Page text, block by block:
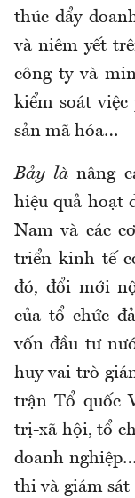
thúc đẩy
và niêm yết
công ty và
kiểm soát
sản mã hóa…
Bảy là nâng
hiệu quả hoạt
Nam và các
triển kinh tế
đó, đổi mới
của tổ chức
vốn đầu tư
huy vai trò
trận Tổ quốc
trị-xã hội, tổ
doanh
thi và giám